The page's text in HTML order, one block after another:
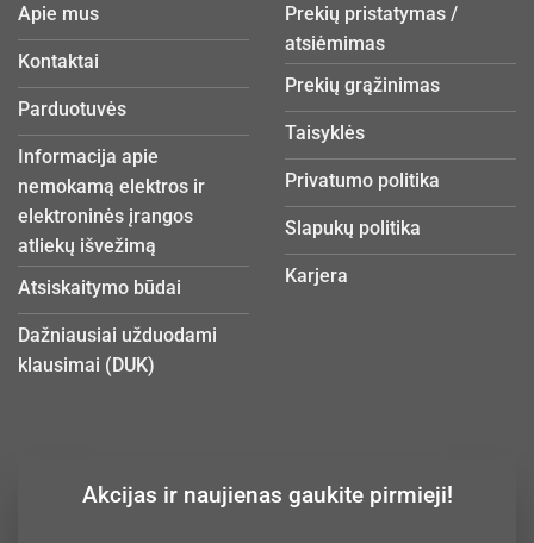
Apie mus
Kontaktai
Parduotuvės
Informacija apie
nemokamą elektros ir
elektroninės įrangos
atliekų išvežimą
Atsiskaitymo būdai
Dažniausiai užduodami
klausimai (DUK)
Prekių pristatymas /
atsiėmimas
Prekių grąžinimas
Taisyklės
Privatumo politika
Slapukų politika
Karjera
Akcijas ir naujienas gaukite pirmieji!